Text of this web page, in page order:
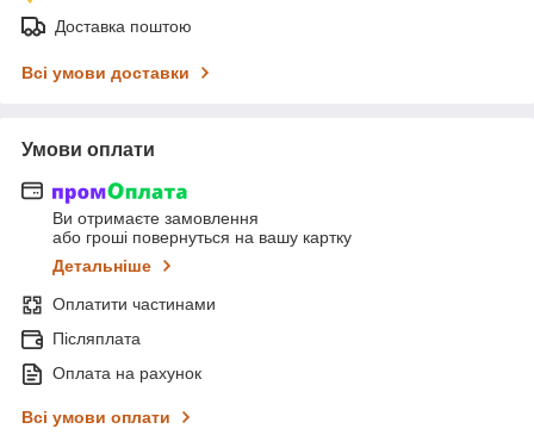
Доставка поштою
Всі умови доставки
Умови оплати
Ви отримаєте замовлення
або гроші повернуться на вашу картку
Детальніше
Оплатити частинами
Післяплата
Оплата на рахунок
Всі умови оплати